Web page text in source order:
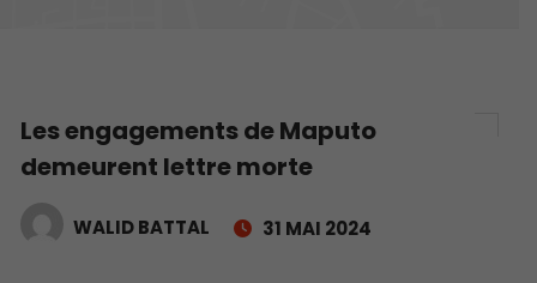
Les engagements de Maputo
demeurent lettre morte
WALID BATTAL 31 MAI 2024